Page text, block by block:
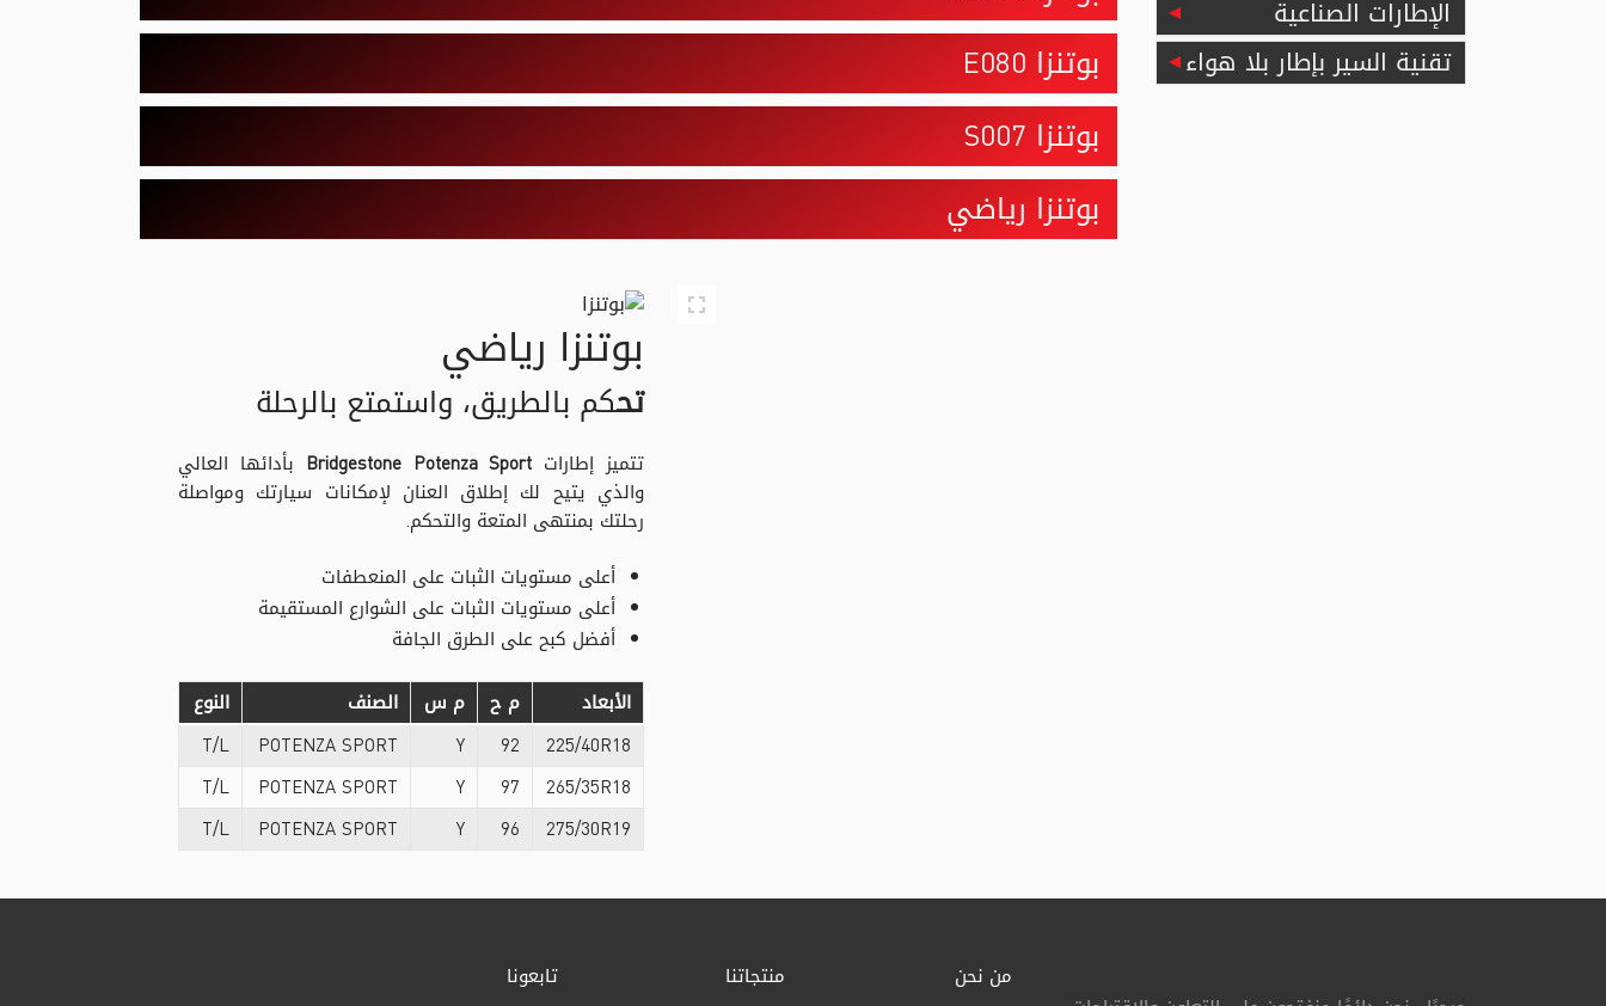
الإطارات الصناعية
تقنية السير بإطار بلا هواء
بوتنزا E080
بوتنزا S007
بوتنزا رياضي
بوتنزا رياضي
تحكم بالطريق، واستمتع بالرحلة
تتميز إطارات Bridgestone Potenza Sport بأدائها العالي
والذي يتيح لك إطلاق العنان لإمكانات سيارتك ومواصلة
رحلتك بمنتهى المتعة والتحكم.
أعلى مستويات الثبات على المنعطفات
أعلى مستويات الثبات على الشوارع المستقيمة
أفضل كبح على الطرق الجافة
الأبعاد
م ح م س الصنف
النوع
225/40R18
92
Y
POTENZA SPORT
T/L
265/35R18
97
Y
POTENZA SPORT
T/L
275/30R19
96
Y
POTENZA SPORT
T/L
من نحن منتجاتنا تابعونا